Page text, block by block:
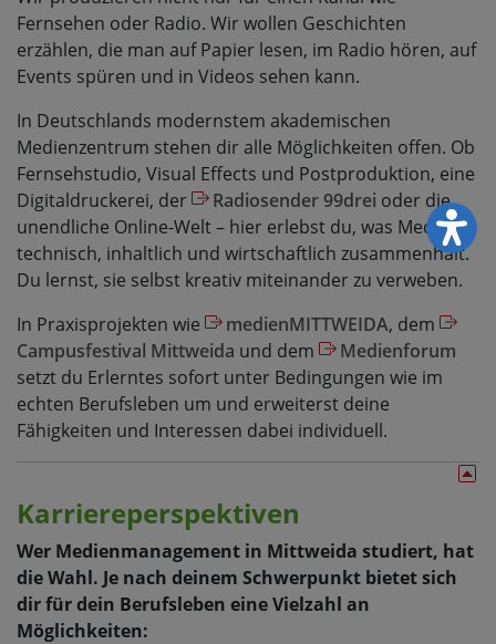
Fernsehen oder Radio. Wir wollen Geschichten
erzählen, die man auf Papier lesen, im Radio hören, auf
Events spüren und in Videos sehen kann.
In Deutschlands modernstem akademischen
Medienzentrum stehen dir alle Möglichkeiten offen. Ob
Fernsehstudio, Visual Effects und Postproduktion, eine
Digitaldruckerei, der
Radiosender 99drei oder die
unendliche Online-Welt – hier erlebst du, was Medien
technisch, inhaltlich und wirtschaftlich zusammenhält.
Du lernst, sie selbst kreativ miteinander zu verweben.
In Praxisprojekten wie
medienMITTWEIDA, dem
Campusfestival Mittweida und dem
Medienforum
setzt du Erlerntes sofort unter Bedingungen wie im
echten Berufsleben um und erweiterst deine
Fähigkeiten und Interessen dabei individuell.
Karriereperspektiven
Wer Medienmanagement in Mittweida studiert, hat
die Wahl. Je nach deinem Schwerpunkt bietet sich
dir für dein Berufsleben eine Vielzahl an
Möglichkeiten: